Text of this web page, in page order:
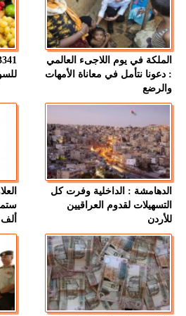
الملكة في يوم اللاجىء العالمي
: دعونا نتأمل في معاناة الأمهات
والرضع
الدهامشة : الداخلية وفرت كل
التسهيلات لقدوم العراقيين
للأردن